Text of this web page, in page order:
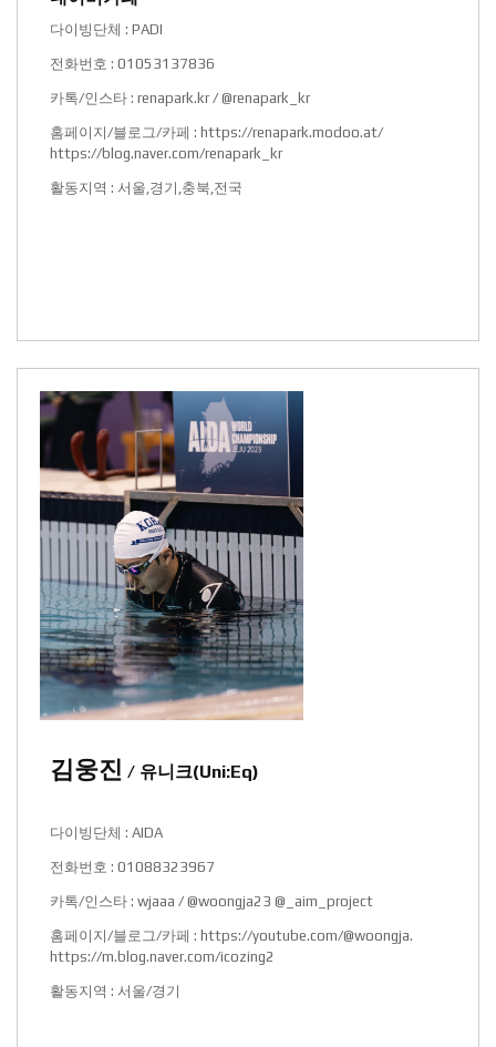
다이빙단체 : PADI
전화번호 : 01053137836
카톡/인스타 : renapark.kr / @renapark_kr
홈페이지/블로그/카페 : https://renapark.modoo.at/
https://blog.naver.com/renapark_kr
활동지역 : 서울,경기,충북,전국
김웅진 / 유니크(Uni:Eq)
다이빙단체 : AIDA
전화번호 : 01088323967
카톡/인스타 : wjaaa / @woongja23 @_aim_project
홈페이지/블로그/카페 : https://youtube.com/@woongja.
https://m.blog.naver.com/icozing2
활동지역 : 서울/경기